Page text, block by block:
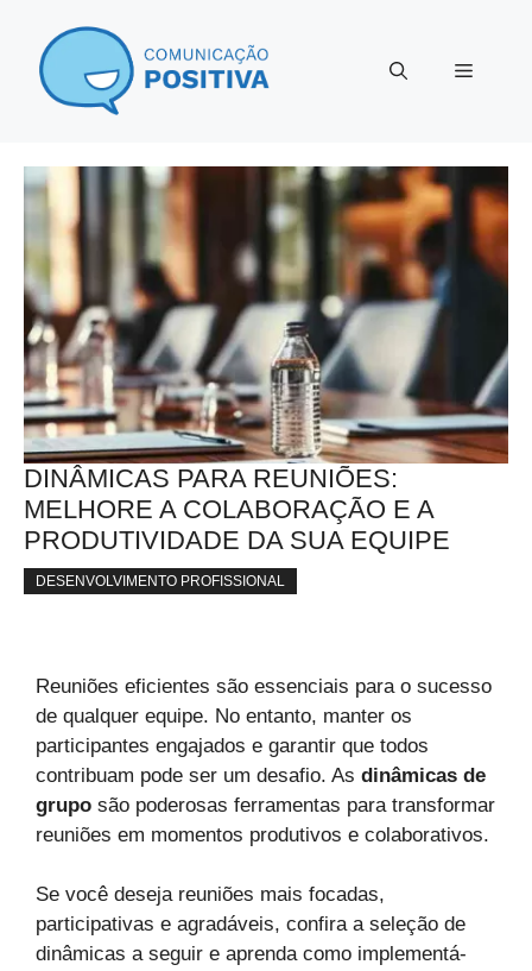
conteúdo
Menu
DINÂMICAS PARA REUNIÕES:
MELHORE A COLABORAÇÃO E A
PRODUTIVIDADE DA SUA EQUIPE
DESENVOLVIMENTO PROFISSIONAL
Reuniões eficientes são essenciais para o sucesso
de qualquer equipe. No entanto, manter os
participantes engajados e garantir que todos
contribuam pode ser um desafio. As dinâmicas de
grupo são poderosas ferramentas para transformar
reuniões em momentos produtivos e colaborativos.
Se você deseja reuniões mais focadas,
participativas e agradáveis, confira a seleção de
dinâmicas a seguir e aprenda como implementá-